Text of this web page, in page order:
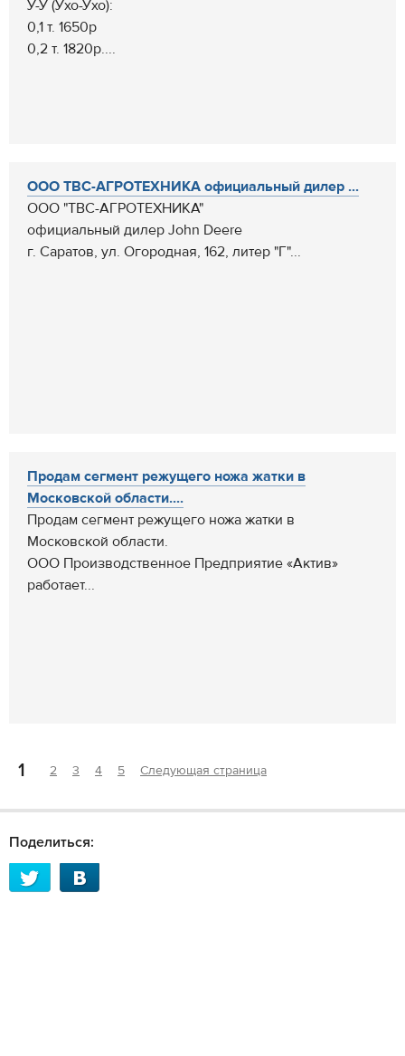
У-У (Ухо-Ухо):
0,1 т. 1650р
0,2 т. 1820р....
ООО ТВС-АГРОТЕХНИКА официальный дилер ...
ООО "ТВС-АГРОТЕХНИКА"
официальный дилер John Deere
г. Саратов, ул. Огородная, 162, литер "Г"...
Продам сегмент режущего ножа жатки в
Московской области....
Продам сегмент режущего ножа жатки в
Московской области.
ООО Производственное Предприятие «Актив»
работает...
1 2 3 4 5 Следующая страница
Поделиться: